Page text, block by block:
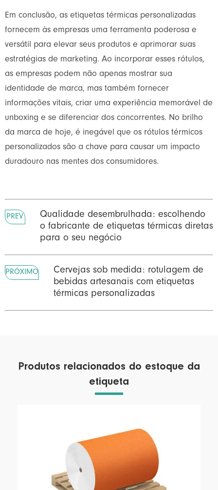
Em conclusão, as etiquetas térmicas personalizadas
fornecem às empresas uma ferramenta poderosa e
versátil para elevar seus produtos e aprimorar suas
estratégias de marketing. Ao incorporar esses rótulos,
as empresas podem não apenas mostrar sua
identidade de marca, mas também fornecer
informações vitais, criar uma experiência memorável de
unboxing e se diferenciar dos concorrentes. No brilho
da marca de hoje, é inegável que os rótulos térmicos
personalizados são a chave para causar um impacto
duradouro nas mentes dos consumidores.
PREV
Qualidade desembrulhada: escolhendo
o fabricante de etiquetas térmicas diretas
para o seu negócio
PRÓXIMO
Cervejas sob medida: rotulagem de
bebidas artesanais com etiquetas
térmicas personalizadas
Produtos relacionados do estoque da
etiqueta